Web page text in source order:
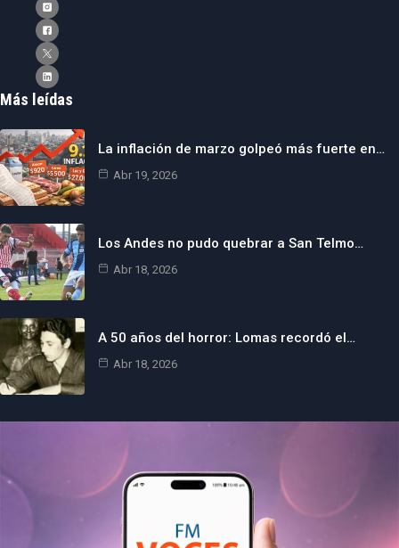
Más leídas
La inflación de marzo golpeó más fuerte en…
Abr 19, 2026
Los Andes no pudo quebrar a San Telmo…
Abr 18, 2026
A 50 años del horror: Lomas recordó el…
Abr 18, 2026